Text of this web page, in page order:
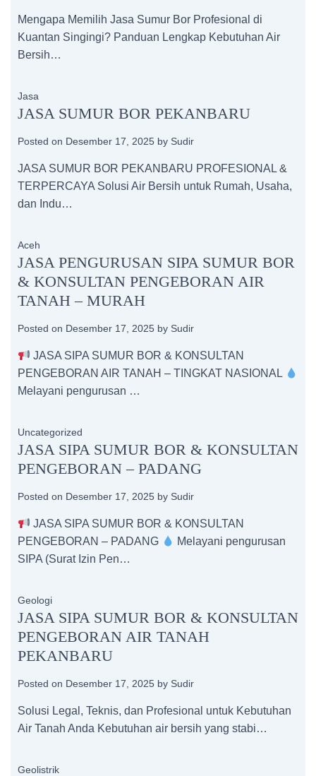
Mengapa Memilih Jasa Sumur Bor Profesional di
Kuantan Singingi? Panduan Lengkap Kebutuhan Air
Bersih…
Jasa
JASA SUMUR BOR PEKANBARU
Posted on Desember 17, 2025 by Sudir
JASA SUMUR BOR PEKANBARU PROFESIONAL &
TERPERCAYA Solusi Air Bersih untuk Rumah, Usaha,
dan Indu…
Aceh
JASA PENGURUSAN SIPA SUMUR BOR
& KONSULTAN PENGEBORAN AIR
TANAH – MURAH
Posted on Desember 17, 2025 by Sudir
JASA SIPA SUMUR BOR & KONSULTAN
PENGEBORAN AIR TANAH – TINGKAT NASIONAL
Melayani pengurusan …
Uncategorized
JASA SIPA SUMUR BOR & KONSULTAN
PENGEBORAN – PADANG
Posted on Desember 17, 2025 by Sudir
JASA SIPA SUMUR BOR & KONSULTAN
PENGEBORAN – PADANG
Melayani pengurusan
SIPA (Surat Izin Pen…
Geologi
JASA SIPA SUMUR BOR & KONSULTAN
PENGEBORAN AIR TANAH
PEKANBARU
Posted on Desember 17, 2025 by Sudir
Solusi Legal, Teknis, dan Profesional untuk Kebutuhan
Air Tanah Anda Kebutuhan air bersih yang stabi…
Geolistrik